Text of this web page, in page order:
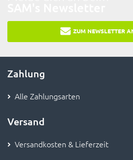
ZUM NEWSLETTER
Zahlung
Alle Zahlungsarten
Versand
Versandkosten & Lieferzeit